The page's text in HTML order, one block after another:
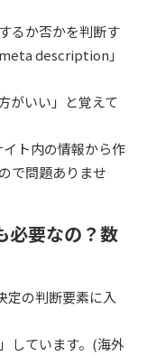
るか否かを判断す
description」
がいい」と覚えて
ト内の情報から作
で問題ありませ
要なの？数
の判断要素に入
しています。(海外